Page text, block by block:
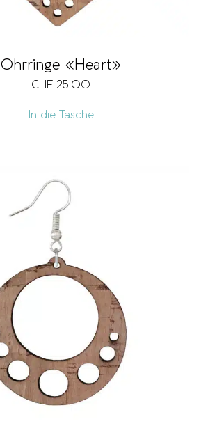
Ohrringe «Heart»
CHF 25.00
In die Tasche